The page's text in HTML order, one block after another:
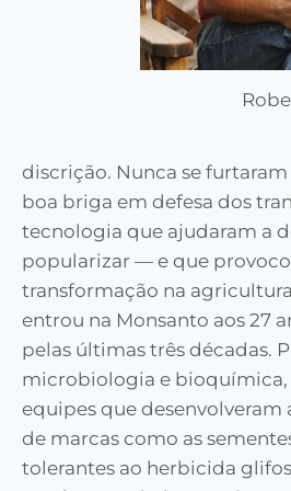
discrição. Nunca se
boa briga em defesa dos
tecnologia que ajudaram a
popularizar — e que
transformação na
entrou na Monsanto aos 27
pelas últimas três décadas.
microbiologia e bioquímica,
equipes que desenvolveram
de marcas como as
tolerantes ao herbicida